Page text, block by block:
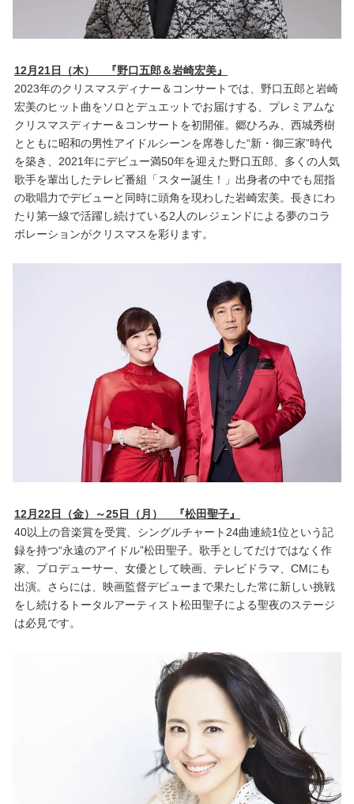
12月21日（木） 『野口五郎＆岩崎宏美』
2023年のクリスマスディナー＆コンサートでは、野口五郎と岩崎
宏美のヒット曲をソロとデュエットでお届けする、プレミアムな
クリスマスディナー＆コンサートを初開催。郷ひろみ、西城秀樹
とともに昭和の男性アイドルシーンを席巻した“新・御三家”時代
を築き、2021年にデビュー満50年を迎えた野口五郎、多くの人気
歌手を輩出したテレビ番組「スター誕生！」出身者の中でも屈指
の歌唱力でデビューと同時に頭角を現わした岩崎宏美。長きにわ
たり第一線で活躍し続けている2人のレジェンドによる夢のコラ
ボレーションがクリスマスを彩ります。
12月22日（金）～25日（月） 『松田聖子』
40以上の音楽賞を受賞、シングルチャート24曲連続1位という記
録を持つ“永遠のアイドル”松田聖子。歌手としてだけではなく作
家、プロデューサー、女優として映画、テレビドラマ、CMにも
出演。さらには、映画監督デビューまで果たした常に新しい挑戦
をし続けるトータルアーティスト松田聖子による聖夜のステージ
は必見です。